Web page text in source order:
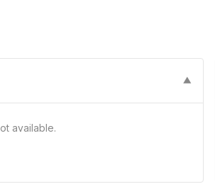
▼
available.